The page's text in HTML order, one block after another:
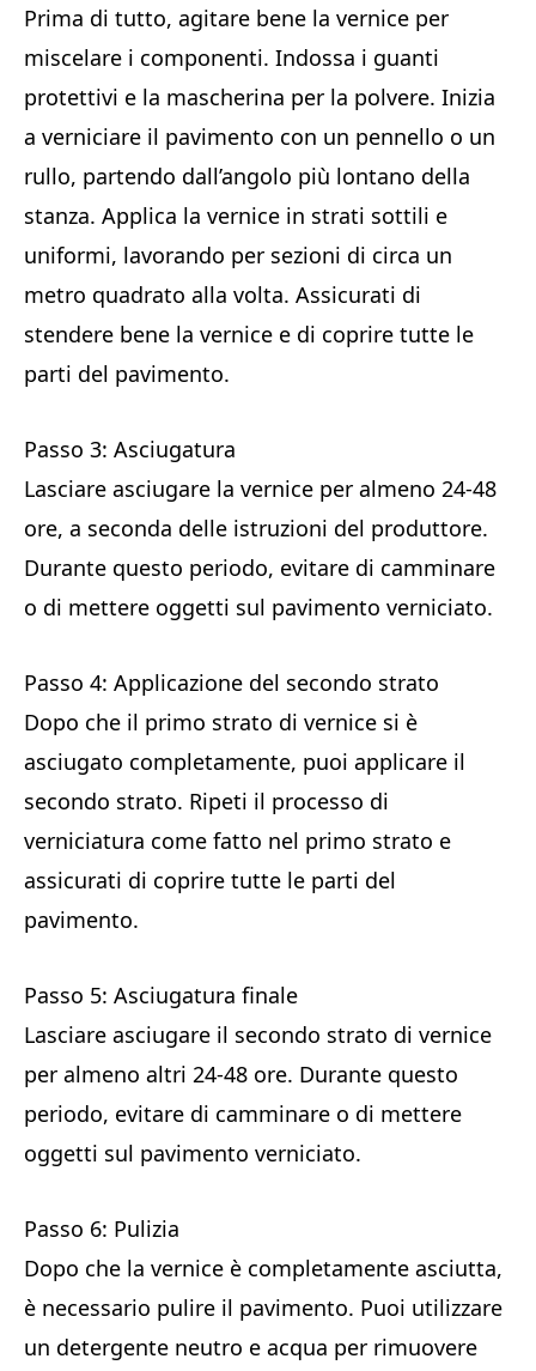
Prima di tutto, agitare bene la vernice per
miscelare i componenti. Indossa i guanti
protettivi e la mascherina per la polvere. Inizia
a verniciare il pavimento con un pennello o un
rullo, partendo dall’angolo più lontano della
stanza. Applica la vernice in strati sottili e
uniformi, lavorando per sezioni di circa un
metro quadrato alla volta. Assicurati di
stendere bene la vernice e di coprire tutte le
parti del pavimento.
Passo 3: Asciugatura
Lasciare asciugare la vernice per almeno 24-48
ore, a seconda delle istruzioni del produttore.
Durante questo periodo, evitare di camminare
o di mettere oggetti sul pavimento verniciato.
Passo 4: Applicazione del secondo strato
Dopo che il primo strato di vernice si è
asciugato completamente, puoi applicare il
secondo strato. Ripeti il processo di
verniciatura come fatto nel primo strato e
assicurati di coprire tutte le parti del
pavimento.
Passo 5: Asciugatura finale
Lasciare asciugare il secondo strato di vernice
per almeno altri 24-48 ore. Durante questo
periodo, evitare di camminare o di mettere
oggetti sul pavimento verniciato.
Passo 6: Pulizia
Dopo che la vernice è completamente asciutta,
è necessario pulire il pavimento. Puoi utilizzare
un detergente neutro e acqua per rimuovere